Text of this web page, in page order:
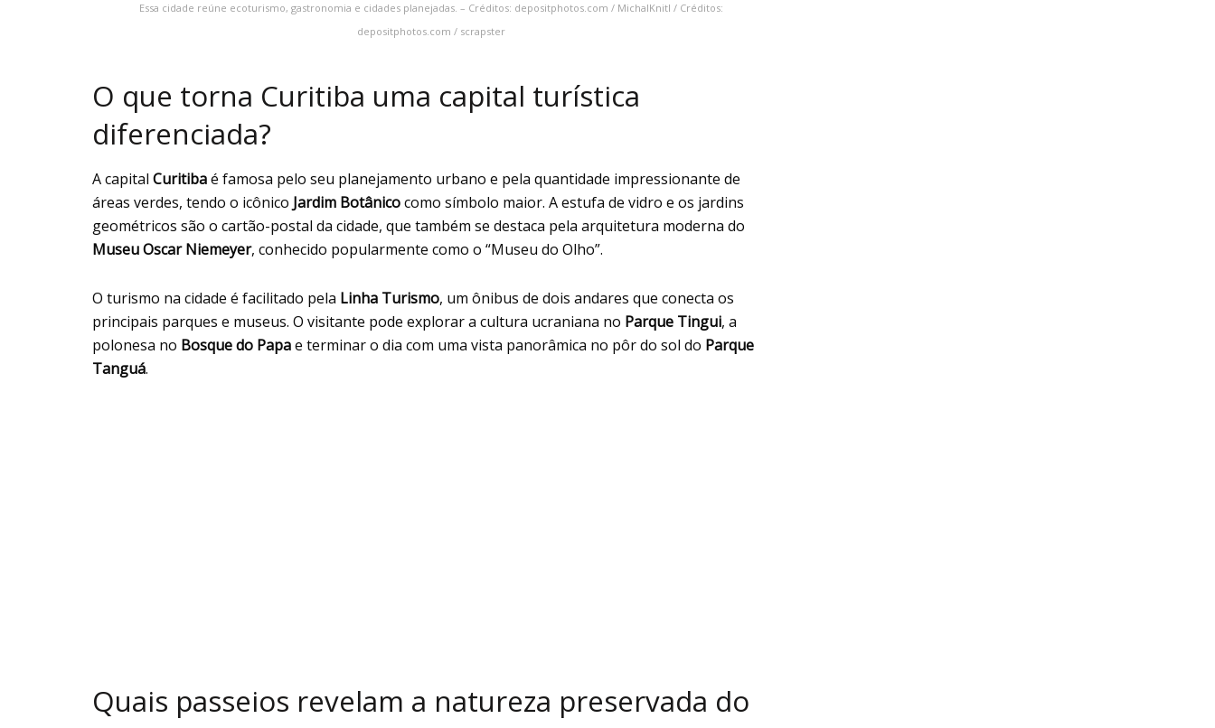
Essa cidade reúne ecoturismo, gastronomia e cidades planejadas. – Créditos: depositphotos.com / MichalKnitl / Créditos:
depositphotos.com / scrapster
O que torna Curitiba uma capital turística
diferenciada?
A capital Curitibaé famosa pelo seu planejamento urbano e pela quantidade impressionante de
áreas verdes, tendo o icônico Jardim Botânicocomo símbolo maior. A estufa de vidro e os jardins
geométricos são o cartão-postal da cidade, que também se destaca pela arquitetura moderna do
Museu Oscar Niemeyer, conhecido popularmente como o “Museu do Olho”.
O turismo na cidade é facilitado pela Linha Turismo, um ônibus de dois andares que conecta os
principais parques e museus. O visitante pode explorar a cultura ucraniana no Parque Tingui, a
polonesa no Bosque do Papae terminar o dia com uma vista panorâmica no pôr do sol do Parque
Tanguá.
Quais passeios revelam a natureza preservada do